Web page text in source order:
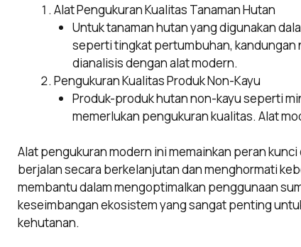
Alat Pengukuran Kualitas Tanaman Hutan
Untuk tanaman hutan yang digunakan
seperti tingkat pertumbuhan, kandungan
dianalisis dengan alat modern.
Pengukuran Kualitas Produk Non-Kayu
Produk-produk hutan non-kayu seperti
memerlukan pengukuran kualitas. Alat
Alat pengukuran modern ini memainkan peran
berjalan secara berkelanjutan dan menghormati
membantu dalam mengoptimalkan penggunaan
keseimbangan ekosistem yang sangat penting
kehutanan.